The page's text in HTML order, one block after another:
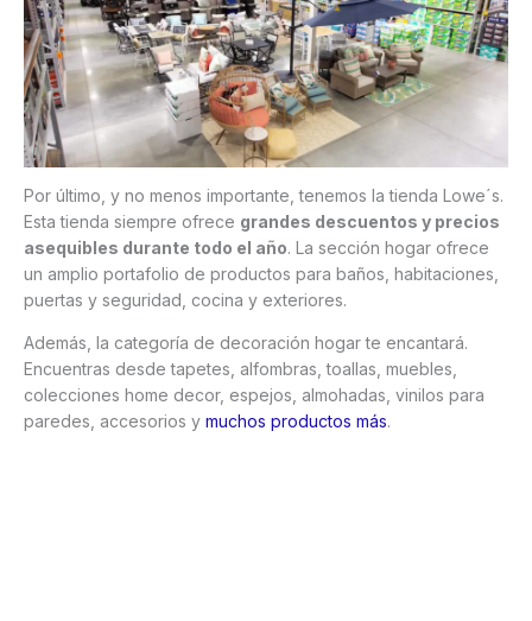
Por último, y no menos importante, tenemos la tienda Lowe´s.
Esta tienda siempre ofrece grandes descuentos y precios
asequibles durante todo el año. La sección hogar ofrece
un amplio portafolio de productos para baños, habitaciones,
puertas y seguridad, cocina y exteriores.
Además, la categoría de decoración hogar te encantará.
Encuentras desde tapetes, alfombras, toallas, muebles,
colecciones home decor, espejos, almohadas, vinilos para
paredes, accesorios y muchos productos más.